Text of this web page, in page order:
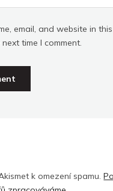
email, and website in this
time I comment.
k omezení spamu.